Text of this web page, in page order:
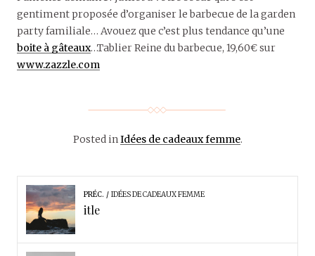
gentiment proposée d’organiser le barbecue de la garden
party familiale… Avouez que c’est plus tendance qu’une
boite à gâteaux…Tablier Reine du barbecue, 19,60€ sur
www.zazzle.com
Posted inIdées de cadeaux femme.
PRÉC. IDÉES DE CADEAUX FEMME
itle